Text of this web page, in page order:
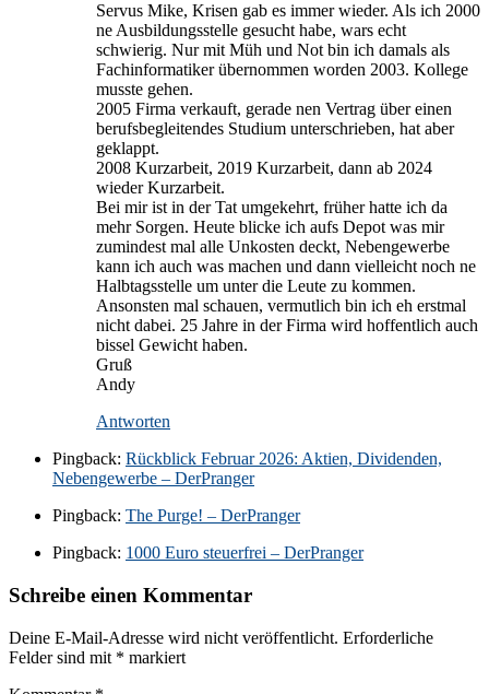
Servus Mike, Krisen gab es immer wieder. Als ich 2000
ne Ausbildungsstelle gesucht habe, wars echt
schwierig. Nur mit Müh und Not bin ich damals als
Fachinformatiker übernommen worden 2003. Kollege
musste gehen.
2005 Firma verkauft, gerade nen Vertrag über einen
berufsbegleitendes Studium unterschrieben, hat aber
geklappt.
2008 Kurzarbeit, 2019 Kurzarbeit, dann ab 2024
wieder Kurzarbeit.
Bei mir ist in der Tat umgekehrt, früher hatte ich da
mehr Sorgen. Heute blicke ich aufs Depot was mir
zumindest mal alle Unkosten deckt, Nebengewerbe
kann ich auch was machen und dann vielleicht noch ne
Halbtagsstelle um unter die Leute zu kommen.
Ansonsten mal schauen, vermutlich bin ich eh erstmal
nicht dabei. 25 Jahre in der Firma wird hoffentlich auch
bissel Gewicht haben.
Gruß
Andy
Antworten
Pingback: Rückblick Februar 2026: Aktien, Dividenden,
Nebengewerbe – DerPranger
Pingback: The Purge! – DerPranger
Pingback: 1000 Euro steuerfrei – DerPranger
Schreibe einen Kommentar
Deine E-Mail-Adresse wird nicht veröffentlicht. Erforderliche
Felder sind mit * markiert